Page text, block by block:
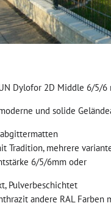
Dylofor 2D Middle 6/
und solide
Tradition, mehrere
6/5/6mm oder
Pulverbeschichtet
andere RAL Farben